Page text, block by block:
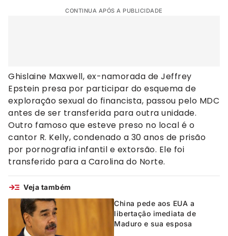
CONTINUA APÓS A PUBLICIDADE
Ghislaine Maxwell, ex-namorada de Jeffrey
Epstein presa por participar do esquema de
exploração sexual do financista, passou pelo MDC
antes de ser transferida para outra unidade.
Outro famoso que esteve preso no local é o
cantor R. Kelly, condenado a 30 anos de prisão
por pornografia infantil e extorsão. Ele foi
transferido para a Carolina do Norte.
Veja também
China pede aos EUA a
libertação imediata de
Maduro e sua esposa